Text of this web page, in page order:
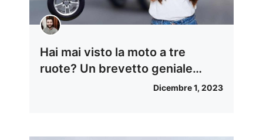
Hai mai visto la moto a tre
ruote? Un brevetto geniale…
Dicembre 1, 2023